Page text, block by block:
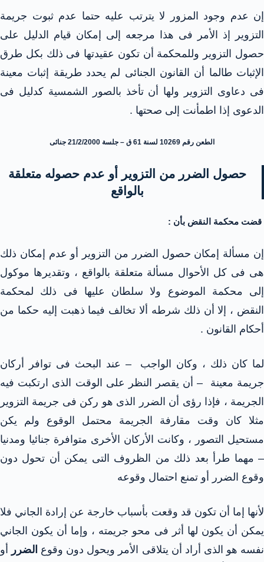
إن عدم وجود المزور لا يترتب عليه حتما عدم ثبوت جريمة
التزوير إذ الأمر فى هذا مرجعه إلى إمكان قيام الدليل على
حصول التزوير وللمحكمة أن تكون عقيدتها فى ذلك بكل طرق
الإثبات طالما أن القانون الجنائى لم يحدد طريقة إثبات معينة
فى دعاوى التزوير ولها أن تأخذ بالصور الشمسية كدليل فى
الدعوى إذا اطمأنت إلى صحتها .
الطعن رقم 10269 لسنة 61 ق – جلسة 21/2/2000 جنائى
حصول الضرر من التزوير أو عدم حصوله متعلقة
بالواقع
قضت محكمة النقض بأن :
إن مسألة إمكان حصول الضرر من التزوير أو عدم إمكان ذلك
هى فى كل الأحوال مسألة متعلقة بالواقع ، وتقديرها موكول
إلى محكمة الموضوع ولا سلطان عليها فى ذلك لمحكمة
النقض ، إلا أن ذلك شرطه ألا تخالف فيما ذهبت إليه حكما من
أحكام القانون .
لما كان ذلك ، وكان الواجب – عند البحث فى توافر أركان
جريمة معينة – أن يقصر النظر على الوقت الذى ارتكبت فيه
الجريمة ، فإذا رؤى أن الضرر الذى هو ركن فى جريمة التزوير
مثلا كان وقت مقارفة الجريمة محتمل الوقوع ولم يكن
مستحيل التصور ، وكانت الأركان الأخرى متوافرة جنائيا ومدنيا
– مهما طرأ بعد ذلك من الظروف التى يمكن أن تحول دون
وقوع الضرر أو تمنع احتمال وقوعه
لأنها إما أن تكون قد وقعت بأسباب خارجة عن إرادة الجاني فلا
يمكن أن يكون لها أثر فى محو جريمته ، وإما أن يكون الجاني
نفسه هو الذى أراد أن يتلاقى الأمر ويحول دون وقوع الضرر
أو